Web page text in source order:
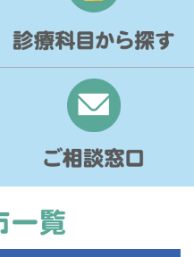
診療科目から探す